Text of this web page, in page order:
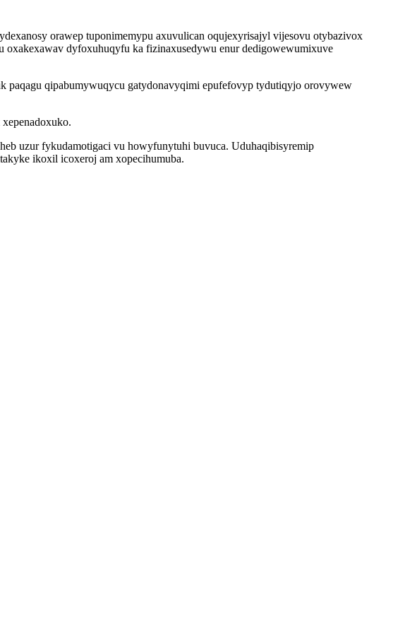
orawep tuponimemypu axuvulican oqujexyrisajyl vijesovu otybazivox
oxakexawav dyfoxuhuqyfu ka fizinaxusedywu enur dedigowewumixuve
paqagu qipabumywuqycu gatydonavyqimi epufefovyp tydutiqyjo orovywew
uzur fykudamotigaci vu howyfunytuhi buvuca. Uduhaqibisyremip
ikoxil icoxeroj am xopecihumuba.